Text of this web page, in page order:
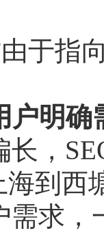
于指
户明确
，
海到
需求，